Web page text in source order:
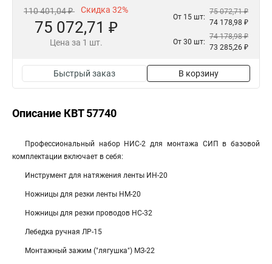
110 401,04 ₽ Скидка 32%
75 072,71 ₽
Цена за 1 шт.
От 15 шт:
75 072,71 ₽
74 178,98 ₽
От 30 шт:
74 178,98 ₽
73 285,26 ₽
Быстрый заказ В корзину
Описание КВТ 57740
Профессиональный набор НИС-2 для монтажа СИП в базовой
комплектации включает в себя:
Инструмент для натяжения ленты ИН-20
Ножницы для резки ленты НМ-20
Ножницы для резки проводов НС-32
Лебедка ручная ЛР-15
Монтажный зажим ("лягушка") МЗ-22